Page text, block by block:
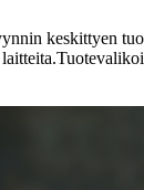
keskittyen